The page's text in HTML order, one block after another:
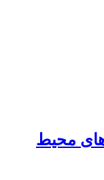
محیط‌